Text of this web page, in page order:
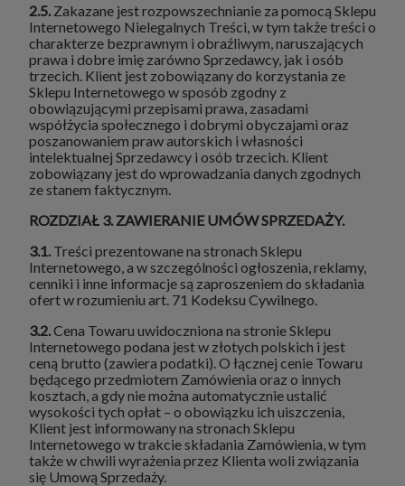
2.5. Zakazane jest rozpowszechnianie za pomocą Sklepu
Internetowego Nielegalnych Treści, w tym także treści o
charakterze bezprawnym i obraźliwym, naruszających
prawa i dobre imię zarówno Sprzedawcy, jak i osób
trzecich. Klient jest zobowiązany do korzystania ze
Sklepu Internetowego w sposób zgodny z
obowiązującymi przepisami prawa, zasadami
współżycia społecznego i dobrymi obyczajami oraz
poszanowaniem praw autorskich i własności
intelektualnej Sprzedawcy i osób trzecich. Klient
zobowiązany jest do wprowadzania danych zgodnych
ze stanem faktycznym.
ROZDZIAŁ 3. ZAWIERANIE UMÓW SPRZEDAŻY.
3.1. Treści prezentowane na stronach Sklepu
Internetowego, a w szczególności ogłoszenia, reklamy,
cenniki i inne informacje są zaproszeniem do składania
ofert w rozumieniu art. 71 Kodeksu Cywilnego.
3.2.Cena Towaru uwidoczniona na stronie Sklepu
Internetowego podana jest w złotych polskich i jest
ceną brutto (zawiera podatki). O łącznej cenie Towaru
będącego przedmiotem Zamówienia oraz o innych
kosztach, a gdy nie można automatycznie ustalić
wysokości tych opłat – o obowiązku ich uiszczenia,
Klient jest informowany na stronach Sklepu
Internetowego w trakcie składania Zamówienia, w tym
także w chwili wyrażenia przez Klienta woli związania
się Umową Sprzedaży.